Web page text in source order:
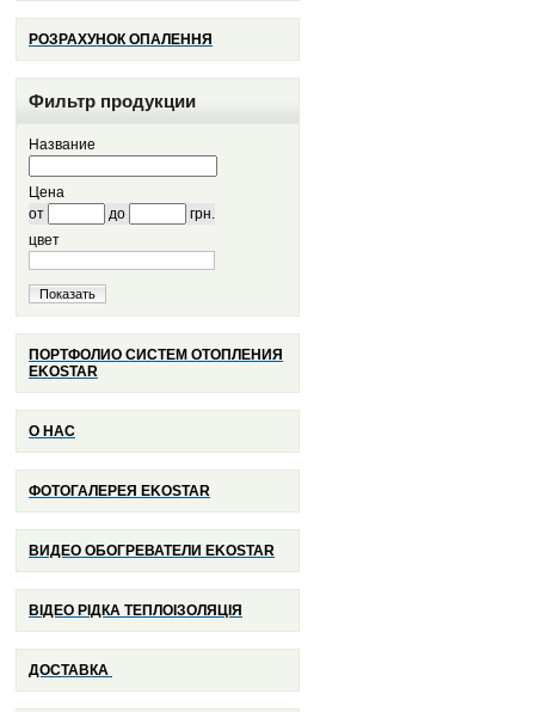
РОЗРАХУНОК ОПАЛЕННЯ
Фильтр продукции
Название
Цена
от
до
грн.
цвет
Показать
ПОРТФОЛИО СИСТЕМ ОТОПЛЕНИЯ
EKOSTAR
О НАС
ФОТОГАЛЕРЕЯ EKOSTAR
ВИДЕО ОБОГРЕВАТЕЛИ EKOSTAR
ВІДЕО РІДКА ТЕПЛОІЗОЛЯЦІЯ
ДОСТАВКА